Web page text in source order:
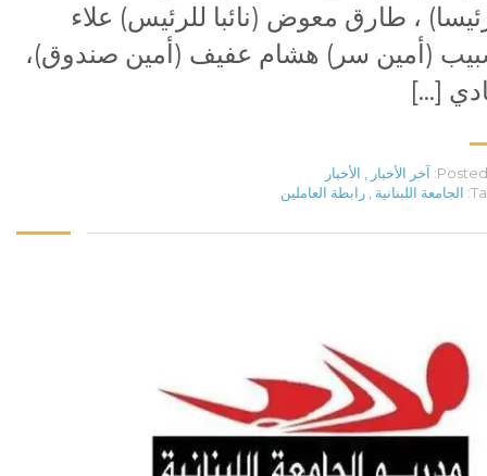
، طارق معوض (نائبا للرئيس) علاء
(أمين سر) هشام عفيف (أمين صندوق)،
[…]
Posted آخر الأخبار , الأخبار
الجامعة اللبنانية , رابطة العاملين